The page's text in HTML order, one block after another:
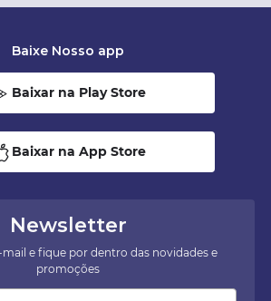
Newsletter
mail e fique por dentro das novidades e
promoções
Baixe Nosso app
Baixar na Play Store
Baixar na App Store